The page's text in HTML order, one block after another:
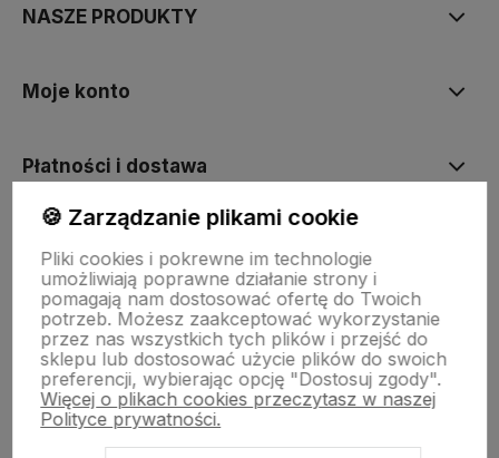
NASZE PRODUKTY
Moje konto
Płatności i dostawa
O nas
🍪 Zarządzanie plikami cookie
Pliki cookies i pokrewne im technologie
umożliwiają poprawne działanie strony i
pomagają nam dostosować ofertę do Twoich
potrzeb. Możesz zaakceptować wykorzystanie
przez nas wszystkich tych plików i przejść do
sklepu lub dostosować użycie plików do swoich
preferencji, wybierając opcję "Dostosuj zgody".
Więcej o plikach cookies przeczytasz w naszej
Polityce prywatności.